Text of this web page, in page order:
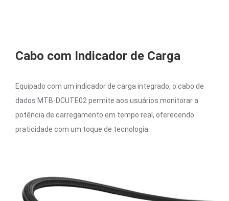
Cabo com Indicador de Carga
Equipado com um indicador de carga integrado, o cabo de
dados MTB-DCUTE02 permite aos usuários monitorar a
potência de carregamento em tempo real, oferecendo
praticidade com um toque de tecnologia.